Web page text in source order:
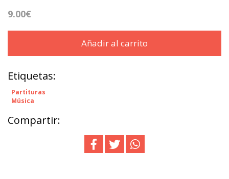
9.00€
Añadir al carrito
Etiquetas:
Partituras
Música
Compartir: